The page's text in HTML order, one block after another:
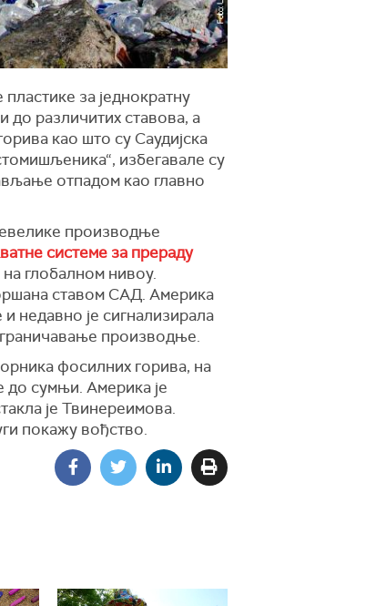
пластике за једнократну
до различитих ставова, а
као што су Саудијска
избегавале су
отпадом као главно
производње
системе за прераду
глобалном нивоу.
ставом САД. Америка
и недавно је сигнализирала
производње.
фосилних горива, на
до сумњи. Америка је
је Твинереимова.
покажу вођство.